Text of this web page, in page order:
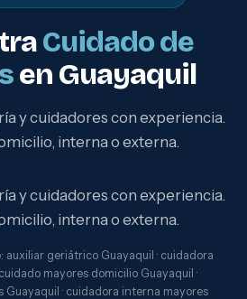
Cuidado de
en Guayaquil
y cuidadores con experiencia.
interna o externa.
y cuidadores con experiencia.
interna o externa.
auxiliar geriátrico Guayaquil · cuidadora
mayores domicilio Guayaquil ·
Guayaquil · cuidadora interna mayores